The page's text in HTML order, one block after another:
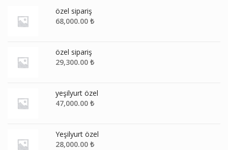
özel sipariş
68,000.00 ₺
özel sipariş
29,300.00 ₺
yeşilyurt özel
47,000.00 ₺
Yeşilyurt özel
28,000.00 ₺